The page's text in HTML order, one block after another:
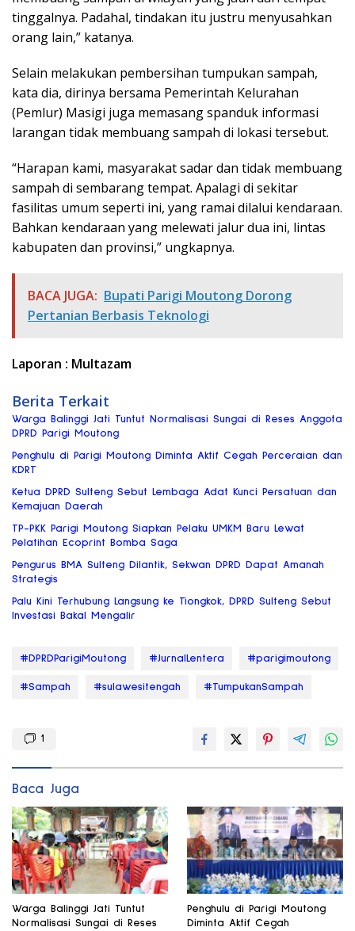
tinggalnya. Padahal, tindakan itu justru menyusahkan
orang lain,” katanya.
Selain melakukan pembersihan tumpukan sampah,
kata dia, dirinya bersama Pemerintah Kelurahan
(Pemlur) Masigi juga memasang spanduk informasi
larangan tidak membuang sampah di lokasi tersebut.
“Harapan kami, masyarakat sadar dan tidak membuang
sampah di sembarang tempat. Apalagi di sekitar
fasilitas umum seperti ini, yang ramai dilalui kendaraan.
Bahkan kendaraan yang melewati jalur dua ini, lintas
kabupaten dan provinsi,” ungkapnya.
BACA JUGA: Bupati Parigi Moutong Dorong
Pertanian Berbasis Teknologi
Laporan : Multazam
Berita Terkait
Warga Balinggi Jati Tuntut Normalisasi Sungai di Reses Anggota
DPRD Parigi Moutong
Penghulu di Parigi Moutong Diminta Aktif Cegah Perceraian dan
KDRT
Ketua DPRD Sulteng Sebut Lembaga Adat Kunci Persatuan dan
Kemajuan Daerah
TP-PKK Parigi Moutong Siapkan Pelaku UMKM Baru Lewat
Pelatihan Ecoprint Bomba Saga
Pengurus BMA Sulteng Dilantik, Sekwan DPRD Dapat Amanah
Strategis
Palu Kini Terhubung Langsung ke Tiongkok, DPRD Sulteng Sebut
Investasi Bakal Mengalir
#DPRDParigiMoutong #JurnalLentera #parigimoutong
#Sampah #sulawesitengah #TumpukanSampah
1
Baca Juga
Warga Balinggi Jati Tuntut
Normalisasi Sungai di Reses
Penghulu di Parigi Moutong
Diminta Aktif Cegah